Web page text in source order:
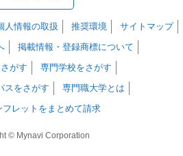
人情報の取扱 推奨環境
サイトマップ
掲載情報・登録商標について
がす
専門学校をさがす
スをさがす
専門職大学とは
フレットをまとめて請求
© Mynavi Corporation